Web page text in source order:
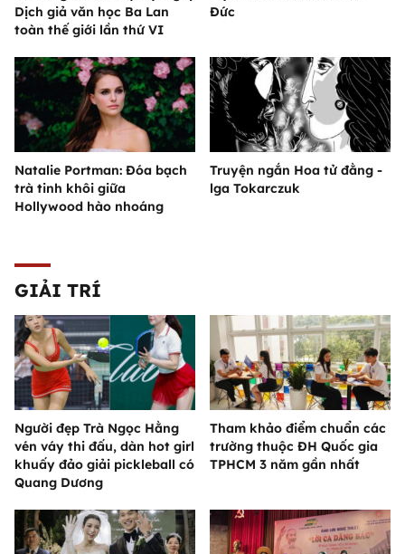
Dịch giả văn học Ba Lan
toàn thế giới lần thứ VI
Đức
Natalie Portman: Đóa bạch
trà tinh khôi giữa
Hollywood hào nhoáng
Truyện ngắn Hoa tử đằng -
lga Tokarczuk
GIẢI TRÍ
Người đẹp Trà Ngọc Hằng
vén váy thi đấu, dàn hot girl
khuấy đảo giải pickleball có
Quang Dương
Tham khảo điểm chuẩn các
trường thuộc ĐH Quốc gia
TPHCM 3 năm gần nhất